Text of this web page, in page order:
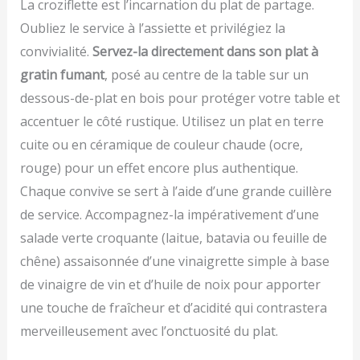
La croziflette est l’incarnation du plat de partage.
Oubliez le service à l’assiette et privilégiez la
convivialité. Servez-la directement dans son plat à
gratin fumant, posé au centre de la table sur un
dessous-de-plat en bois pour protéger votre table et
accentuer le côté rustique. Utilisez un plat en terre
cuite ou en céramique de couleur chaude (ocre,
rouge) pour un effet encore plus authentique.
Chaque convive se sert à l’aide d’une grande cuillère
de service. Accompagnez-la impérativement d’une
salade verte croquante (laitue, batavia ou feuille de
chêne) assaisonnée d’une vinaigrette simple à base
de vinaigre de vin et d’huile de noix pour apporter
une touche de fraîcheur et d’acidité qui contrastera
merveilleusement avec l’onctuosité du plat.